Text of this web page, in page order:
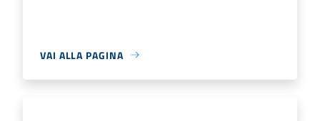
VAI ALLA PAGINA